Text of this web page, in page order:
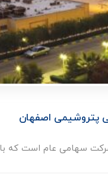
پتروشیمی اصفهان
سهامی عام است که با